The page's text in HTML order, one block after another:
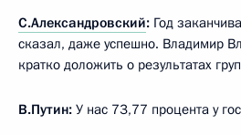
С.Александровский: Год
сказал, даже успешно. Владимир
кратко доложить о результатах
В.Путин: У нас 73,77 процента у